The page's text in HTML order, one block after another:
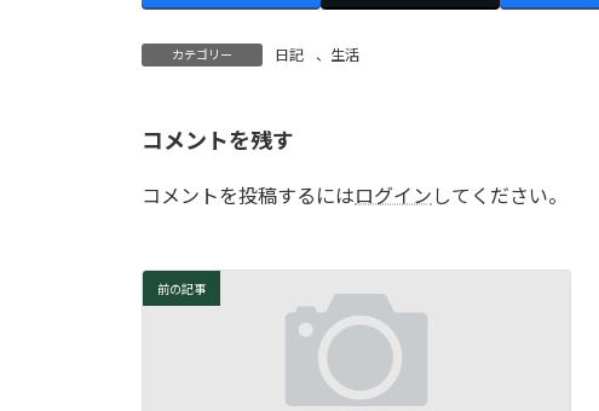
カテゴリー 日記 、 生活
コメントを残す
コメントを投稿するにはログイン してください。
前の記事